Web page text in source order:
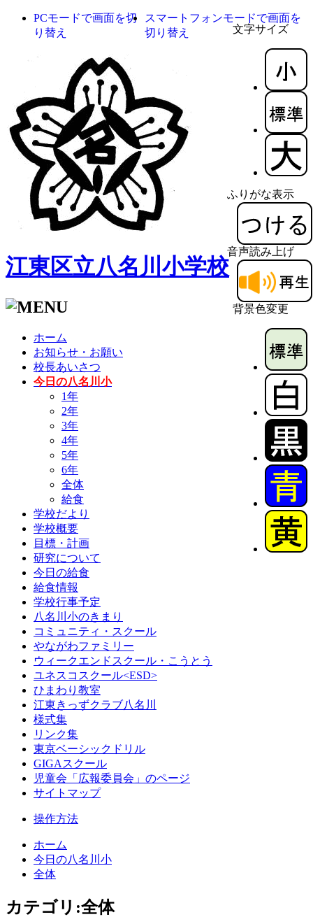
文字サイズ
ふりがな表示
音声読み上げ
背景色変更
PCモードで画面を切
り替え
スマートフォンモードで画面を
切り替え
江東区立八名川小学校
ホーム
お知らせ・お願い
校長あいさつ
今日の八名川小
1年
2年
3年
4年
5年
6年
全体
給食
学校だより
学校概要
目標・計画
研究について
今日の給食
給食情報
学校行事予定
八名川小のきまり
コミュニティ・スクール
やながわファミリー
ウィークエンドスクール・こうとう
ユネスコスクール<ESD>
ひまわり教室
江東きっずクラブ八名川
様式集
リンク集
東京ベーシックドリル
GIGAスクール
児童会「広報委員会」のページ
サイトマップ
操作方法
ホーム
今日の八名川小
全体
カテゴリ:全体